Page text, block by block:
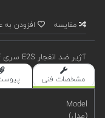
مقایسه افزودن به
آژیر ضد انفجار E2S سری D1xS1F مدل D1xS1FDC024AS2D1G
مشخصات فنی
Model